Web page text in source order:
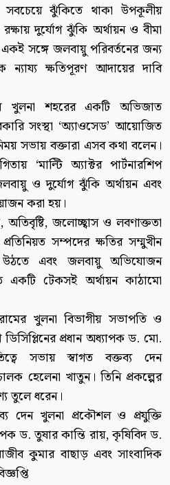
সবচেয়ে ঝুঁকিতে থাকা উপকূলীয়
দুর্যোগ ঝুঁকি অর্থায়ন ও বীমা
সঙ্গে জলবায়ু পরিবর্তনের জন্য
ন্যায্য ক্ষতিপূরণ আদায়ের দাবি
খুলনা শহরের একটি অভিজাত
সংস্থা ‘অ্যাওসেড’ আয়োজিত
সভায় বক্তারা এসব কথা বলেন।
‘মাল্টি অ্যাক্টর পার্টনারশিপ
ও দুর্যোগ ঝুঁকি অর্থায়ন এবং
করা হয়।
জলোচ্ছ্বাস ও লবণাক্ততা
সম্পদের ক্ষতির সম্মুখীন
উঠতে এবং জলবায়ু অভিযোজন
একটি টেকসই অর্থায়ন কাঠামো
খুলনা বিভাগীয় সভাপতি ও
ডিসিপ্লিনের প্রধান অধ্যাপক ড. মো.
সভায় স্বাগত বক্তব্য দেন
হেলেনা খাতুন। তিনি প্রকল্পের
তুলে ধরেন।
দেন খুলনা প্রকৌশল ও প্রযুক্তি
ড. তুষার কান্তি রায়, কৃষিবিদ ড.
কুমার বাছাড় এবং সাংবাদিক